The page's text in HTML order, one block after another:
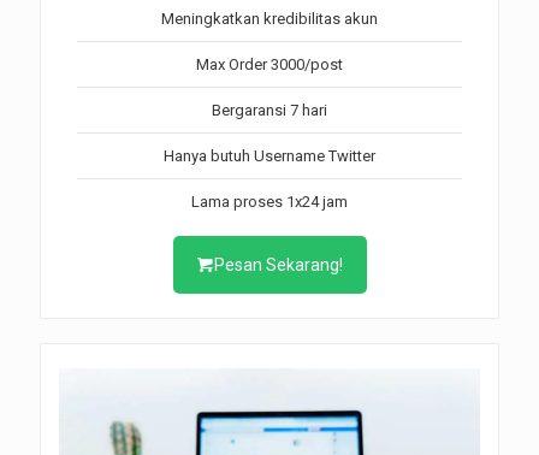
Meningkatkan kredibilitas akun
Max Order 3000/post
Bergaransi 7 hari
Hanya butuh Username Twitter
Lama proses 1x24 jam
Pesan Sekarang!